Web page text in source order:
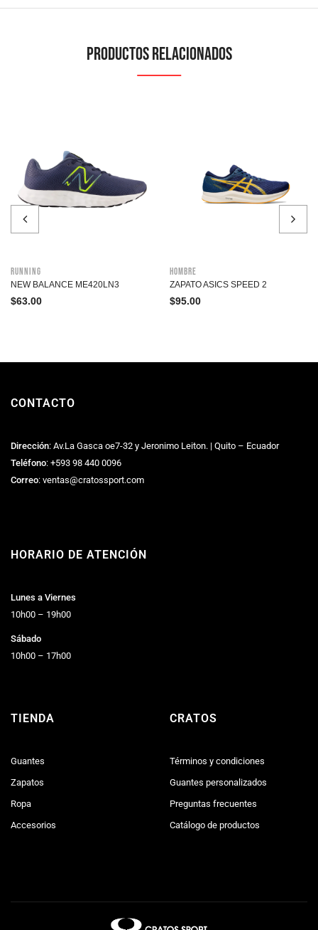
Productos relacionados
Running
NEW BALANCE ME420LN3
$63.00
Hombre
ZAPATO ASICS SPEED 2
$95.00
CONTACTO
Dirección: Av.La Gasca oe7-32 y Jeronimo Leiton. | Quito – Ecuador
Teléfono: +593 98 440 0096
Correo: ventas@cratossport.com
HORARIO DE ATENCIÓN
Lunes a Viernes
10h00 – 19h00
Sábado
10h00 – 17h00
TIENDA
Guantes
Zapatos
Ropa
Accesorios
CRATOS
Términos y condiciones
Guantes personalizados
Preguntas frecuentes
Catálogo de productos